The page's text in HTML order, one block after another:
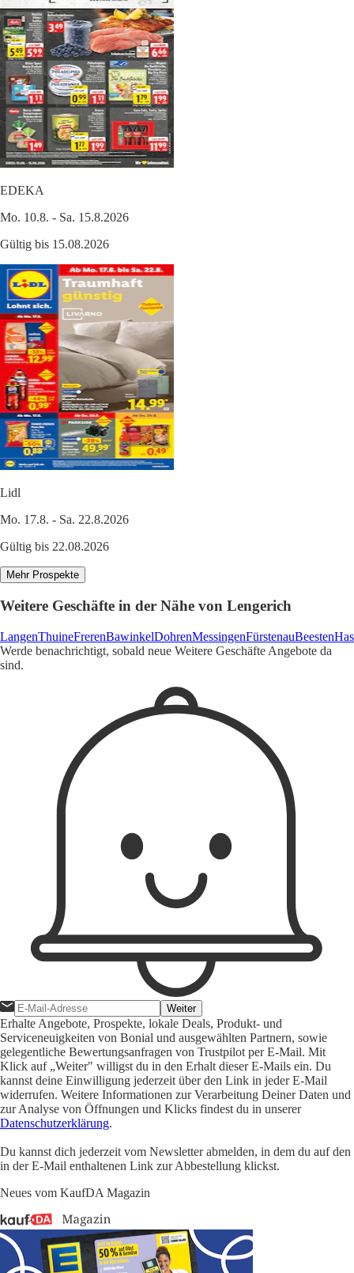
EDEKA
Mo. 10.8. - Sa. 15.8.2026
Gültig bis 15.08.2026
Lidl
Mo. 17.8. - Sa. 22.8.2026
Gültig bis 22.08.2026
Mehr Prospekte
Weitere Geschäfte in der Nähe von Lengerich
LangenThuineFrerenBawinkelDohrenMessingenFürstenauBeesten
Werde benachrichtigt, sobald neue Weitere Geschäfte Angebote da
sind.
Weiter
Erhalte Angebote, Prospekte, lokale Deals, Produkt- und
Serviceneuigkeiten von Bonial und ausgewählten Partnern, sowie
gelegentliche Bewertungsanfragen von Trustpilot per E-Mail. Mit
Klick auf „Weiter" willigst du in den Erhalt dieser E-Mails ein. Du
kannst deine Einwilligung jederzeit über den Link in jeder E-Mail
widerrufen. Weitere Informationen zur Verarbeitung Deiner Daten und
zur Analyse von Öffnungen und Klicks findest du in unserer
Datenschutzerklärung.
Du kannst dich jederzeit vom Newsletter abmelden, in dem du auf den
in der E-Mail enthaltenen Link zur Abbestellung klickst.
Neues vom KaufDA Magazin